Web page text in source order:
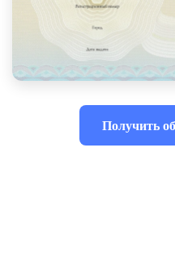
Получить